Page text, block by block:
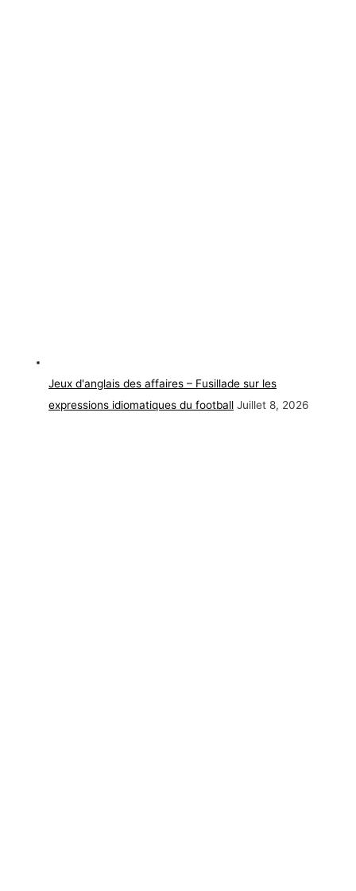
Jeux d'anglais des affaires – Fusillade sur les
expressions idiomatiques du football Juillet 8, 2026